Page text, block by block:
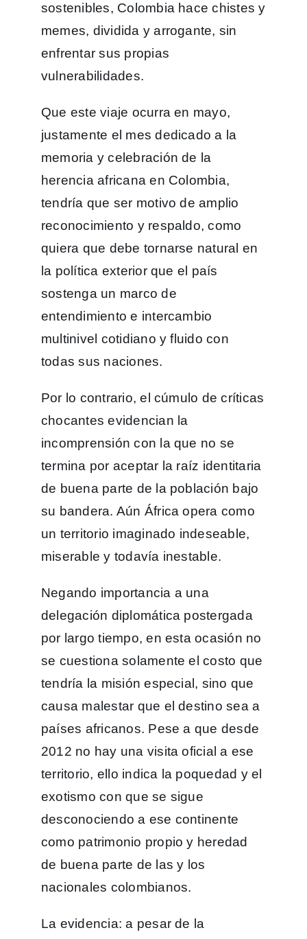
sostenibles, Colombia hace chistes y
memes, dividida y arrogante, sin
enfrentar sus propias
vulnerabilidades.
Que este viaje ocurra en mayo,
justamente el mes dedicado a la
memoria y celebración de la
herencia africana en Colombia,
tendría que ser motivo de amplio
reconocimiento y respaldo, como
quiera que debe tornarse natural en
la política exterior que el país
sostenga un marco de
entendimiento e intercambio
multinivel cotidiano y fluido con
todas sus naciones.
Por lo contrario, el cúmulo de críticas
chocantes evidencian la
incomprensión con la que no se
termina por aceptar la raíz identitaria
de buena parte de la población bajo
su bandera. Aún África opera como
un territorio imaginado indeseable,
miserable y todavía inestable.
Negando importancia a una
delegación diplomática postergada
por largo tiempo, en esta ocasión no
se cuestiona solamente el costo que
tendría la misión especial, sino que
causa malestar que el destino sea a
países africanos. Pese a que desde
2012 no hay una visita oficial a ese
territorio, ello indica la poquedad y el
exotismo con que se sigue
desconociendo a ese continente
como patrimonio propio y heredad
de buena parte de las y los
nacionales colombianos.
La evidencia: a pesar de la